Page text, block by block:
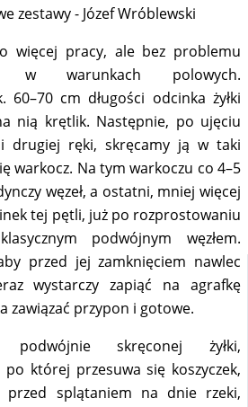
więcej pracy, ale bez problemu
w warunkach polowych.
cm długości odcinka żyłki
nią krętlik. Następnie, po ujęciu
drugiej ręki, skręcamy ją w taki
warkocz. Na tym warkoczu co 4–5
węzeł, a ostatni, mniej więcej
tej pętli, już po rozprostowaniu
podwójnym węzłem.
przed jej zamknięciem nawlec
wystarczy zapiąć na agrafkę
zawiązać przypon i gotowe.
podwójnie skręconej żyłki,
której przesuwa się koszyczek,
przed splątaniem na dnie rzeki,